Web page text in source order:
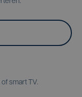
smart TV.